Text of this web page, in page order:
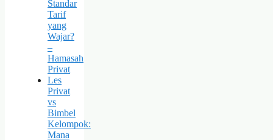
Standar
Tarif
yang
Wajar?
–
Hamasah
Privat
Les
Privat
vs
Bimbel
Kelompok:
Mana